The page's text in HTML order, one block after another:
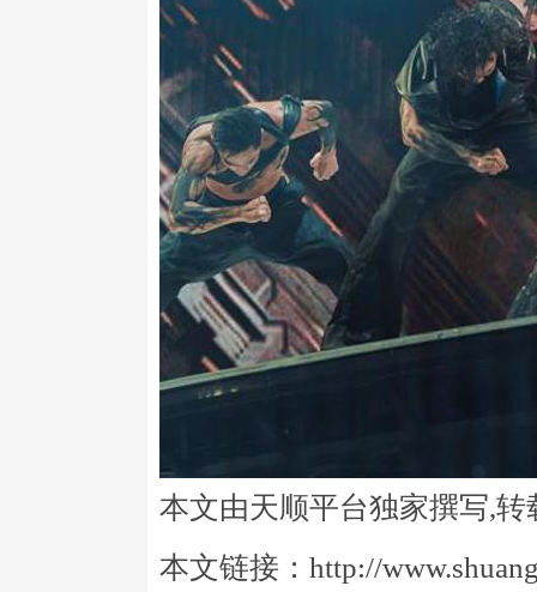
本文由天顺平台独家撰写,转
本文链接：http://